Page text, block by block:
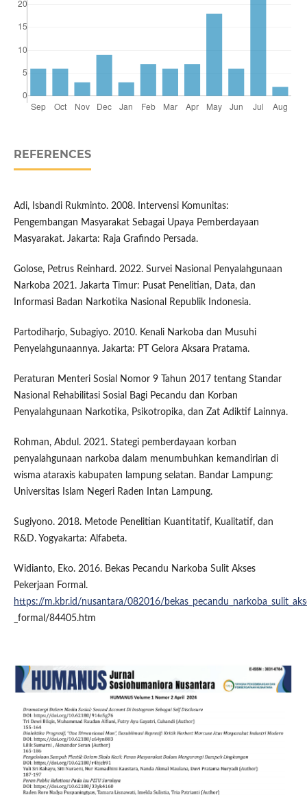
REFERENCES
Adi, Isbandi Rukminto. 2008. Intervensi Komunitas:
Pengembangan Masyarakat Sebagai Upaya Pemberdayaan
Masyarakat. Jakarta: Raja Grafindo Persada.
Golose, Petrus Reinhard. 2022. Survei Nasional Penyalahgunaan
Narkoba 2021. Jakarta Timur: Pusat Penelitian, Data, dan
Informasi Badan Narkotika Nasional Republik Indonesia.
Partodiharjo, Subagiyo. 2010. Kenali Narkoba dan Musuhi
Penyelahgunaannya. Jakarta: PT Gelora Aksara Pratama.
Peraturan Menteri Sosial Nomor 9 Tahun 2017 tentang Standar
Nasional Rehabilitasi Sosial Bagi Pecandu dan Korban
Penyalahgunaan Narkotika, Psikotropika, dan Zat Adiktif Lainnya.
Rohman, Abdul. 2021. Stategi pemberdayaan korban
penyalahgunaan narkoba dalam menumbuhkan kemandirian di
wisma ataraxis kabupaten lampung selatan. Bandar Lampung:
Universitas Islam Negeri Raden Intan Lampung.
Sugiyono. 2018. Metode Penelitian Kuantitatif, Kualitatif, dan
R&D. Yogyakarta: Alfabeta.
Widianto, Eko. 2016. Bekas Pecandu Narkoba Sulit Akses
Pekerjaan Formal.
https://m.kbr.id/nusantara/082016/
_formal/84405.htm